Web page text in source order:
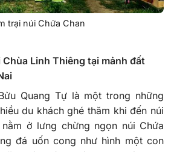
trại núi Chứa Chan
Chùa Linh Thiêng tại mảnh đất
Quang Tự là một trong những
du khách ghé thăm khi đến núi
ở lưng chừng ngọn núi Chứa
đá uốn cong như hình một con